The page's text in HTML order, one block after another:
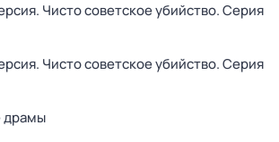
Чисто советское убийство. Серия
Чисто советское убийство. Серия
драмы